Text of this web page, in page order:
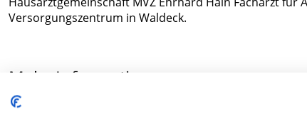
Versorgungszentrum in Waldeck.
Mehr Informationen